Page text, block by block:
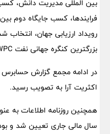
فرایندها، کسب جایگاه دوم
رویداد ارزیابی جهان،
بزرگترین کنگره جهانی نفت WPC دانست.
در ادامه مجمع گزارش
اکثریت آرا به تصویب رسید.
همچنین روزنامه اطلاعات به
سال مالی جاری تعیین شد و